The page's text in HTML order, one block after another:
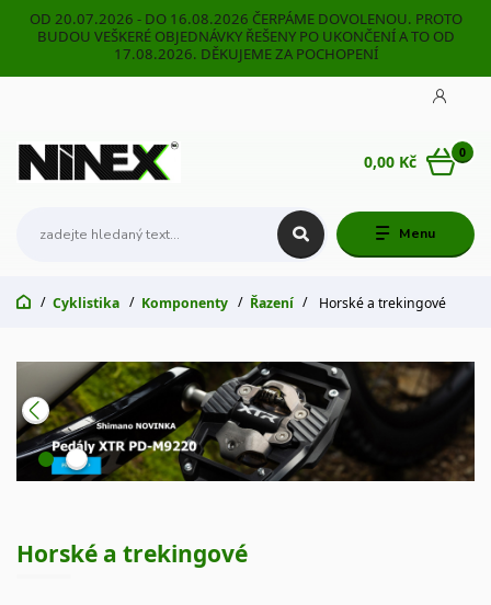
OD 20.07.2026 - DO 16.08.2026 ČERPÁME DOVOLENOU. PROTO
BUDOU VEŠKERÉ OBJEDNÁVKY ŘEŠENY PO UKONČENÍ A TO OD
17.08.2026. DĚKUJEME ZA POCHOPENÍ
Menu
0
0,00 Kč
Cyklistika Komponenty Řazení Horské a trekingové
Horské a trekingové